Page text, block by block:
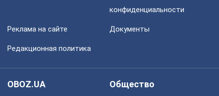
конфиденциальности
Реклама на сайте Документы
Редакционная политика
OBOZ.UA
Общество